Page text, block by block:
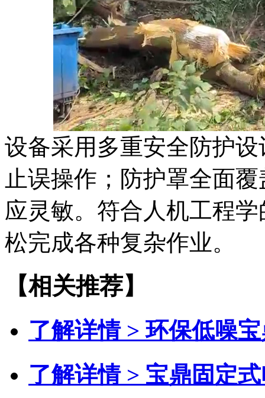
设备采用多重安全防护
止误操作；防护罩全面
应灵敏。符合人机工程
松完成各种复杂作业。
【相关推荐】
了解详情 >环保低噪
了解详情 > 宝鼎固定